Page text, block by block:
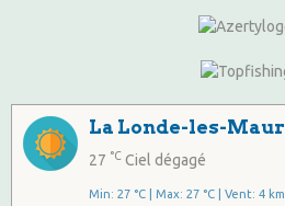
La Londe-les-
27 °C Ciel dégagé
Min: 27 °C | Max: 27 °C | Vent: 4